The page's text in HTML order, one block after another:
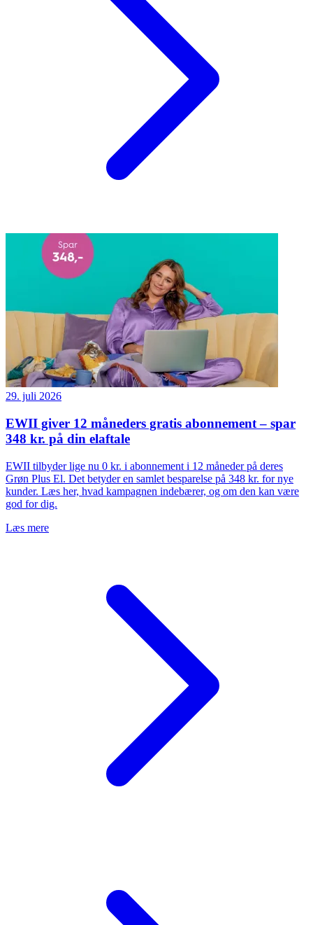
29. juli 2026
EWII giver 12 måneders gratis abonnement – spar
348 kr. på din elaftale
EWII tilbyder lige nu 0 kr. i abonnement i 12 måneder på deres
Grøn Plus El. Det betyder en samlet besparelse på 348 kr. for nye
kunder. Læs her, hvad kampagnen indebærer, og om den kan være
god for dig.
Læs mere